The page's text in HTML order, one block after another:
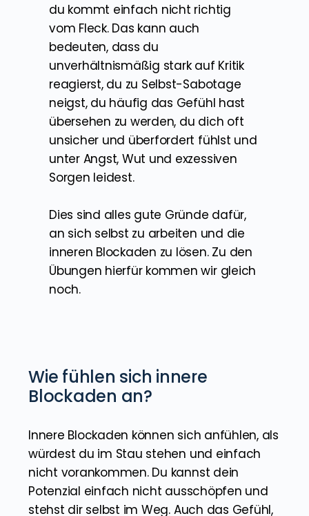
du kommt einfach nicht richtig
vom Fleck. Das kann auch
bedeuten, dass du
unverhältnismäßig stark auf Kritik
reagierst, du zu Selbst-Sabotage
neigst, du häufig das Gefühl hast
übersehen zu werden, du dich oft
unsicher und überfordert fühlst und
unter Angst, Wut und exzessiven
Sorgen leidest.
Dies sind alles gute Gründe dafür,
an sich selbst zu arbeiten und die
inneren Blockaden zu lösen. Zu den
Übungen hierfür kommen wir gleich
noch.
Wie fühlen sich innere
Blockaden an?
Innere Blockaden können sich anfühlen, als
würdest du im Stau stehen und einfach
nicht vorankommen. Du kannst dein
Potenzial einfach nicht ausschöpfen und
stehst dir selbst im Weg. Auch das Gefühl,